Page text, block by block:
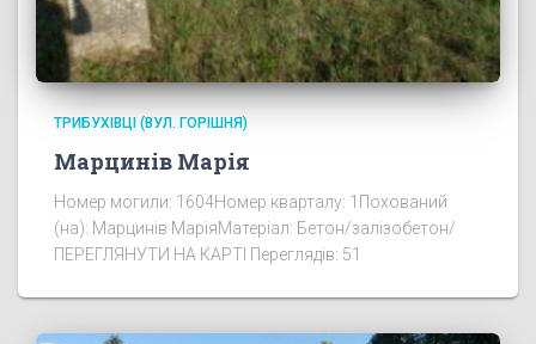
ТРИБУХІВЦІ (ВУЛ. ГОРІШНЯ)
Марцинів Марія
Номер могили: 1604Номер кварталу: 1Похований
(на): Марцинів МаріяМатеріал: Бетон/залізобетон/
ПЕРЕГЛЯНУТИ НА КАРТІ Переглядів: 51